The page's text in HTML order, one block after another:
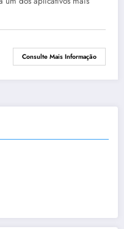
Consulte Mais Informação